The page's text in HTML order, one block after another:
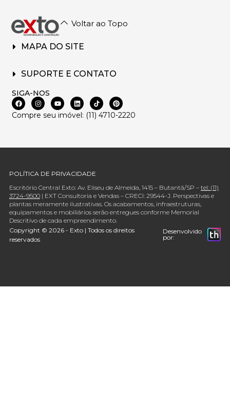
MAPA DO SITE
SUPORTE E CONTATO
SIGA-NOS
Compre seu imóvel: (11) 4710-2220
Voltar ao Topo
POLÍTICA DE PRIVACIDADE
Escritório Central Exto: Av. Eliseu de Almeida, 1415 – Butantã/SP – tel: (11)
3724-9500| EXT Consultoria e Vendas – CRECI: 29544-J. Perspectivas e
plantas meramente ilustrativas. Os acabamentos, infraestruturas,
equipamentos e mobiliários serão entregues conforme Memorial
Descritivo de cada empreendimento.
Copyright © 2026 - Exto | Todos os direitos
reservados
Desenvolvido
por: